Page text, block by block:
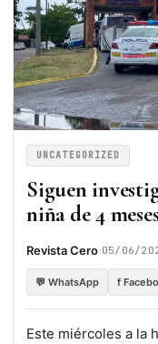
UNCATEGORIZED
Siguen
niña de 4
Revista Cero·05/06/
💬 WhatsApp f
Este miércoles a la